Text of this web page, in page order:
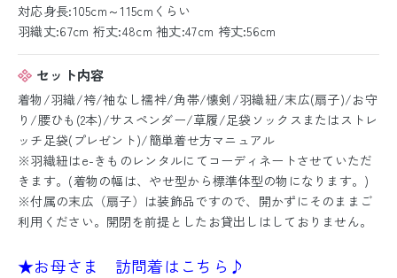
対応身長:105cm～115cmくらい
羽織丈:67cm 裄丈:48cm 袖丈:47cm 袴丈:56cm
セット内容
着物/羽織/袴/袖なし襦袢/角帯/懐剣/羽織紐/末広(扇子)/お守
り/腰ひも(2本)/サスペンダー/草履/足袋ソックスまたはストレ
ッチ足袋(プレゼント)/簡単着せ方マニュアル
※羽織紐はe-きものレンタルにてコーディネートさせていただ
きます。(着物の幅は、やせ型から標準体型の物になります。)
※付属の末広（扇子）は装飾品ですので、開かずにそのままご
利用ください。開閉を前提としたお貸出しはしておりません。
★お母さま 訪問着はこちら♪